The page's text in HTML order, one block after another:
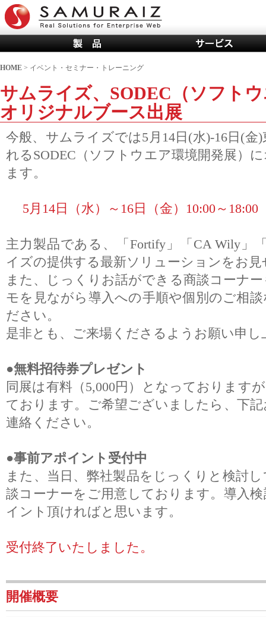
HOME > イベント・セミナー・トレーニング
サムライズ、SODEC（ソフト
オリジナルブース出展
今般、サムライズでは5月14日(水)-16日(
れるSODEC（ソフトウエア環境開発展）
ます。
5月14日（水）～16日（金）10:00～
主力製品である、「Fortify」「CA Wily」
イズの提供する最新ソリューションをお
また、じっくりお話ができる商談コーナ
モを見ながら導入への手順や個別のご相
ださい。
是非とも、ご来場くださるようお願い申し
●無料招待券プレゼント
同展は有料（5,000円）となっております
ております。ご希望ございましたら、下
連絡ください。
●事前アポイント受付中
また、当日、弊社製品をじっくりと検討
談コーナーをご用意しております。導入
イント頂ければと思います。
受付終了いたしました。
開催概要